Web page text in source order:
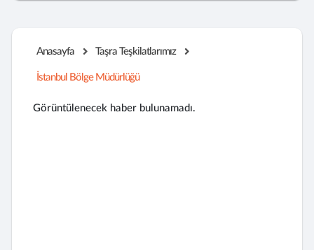
Anasayfa Taşra Teşkilatlarımız
İstanbul Bölge Müdürlüğü
Görüntülenecek haber bulunamadı.